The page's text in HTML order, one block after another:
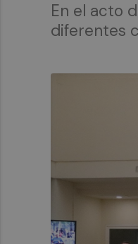
En el acto
diferentes